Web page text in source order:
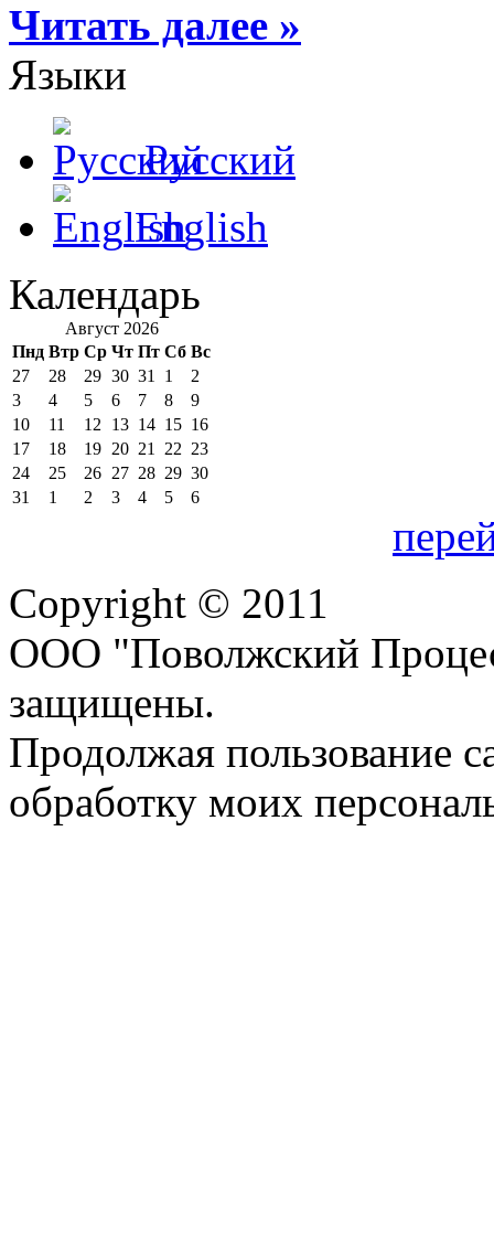
Читать далее »
Языки
Русский
English
Календарь
Август 2026
Пнд Втр Ср Чт Пт Сб Вс
27
28 29 30 31 1
2
3
4 5 6 7 8
9
10
11 12 13 14 15 16
17
18 19 20 21 22 23
24
25 26 27 28 29 30
31
1 2 3 4 5 6
Copyright © 2011
ООО "Поволжский
защищены.
Продолжая пользование
обработку моих